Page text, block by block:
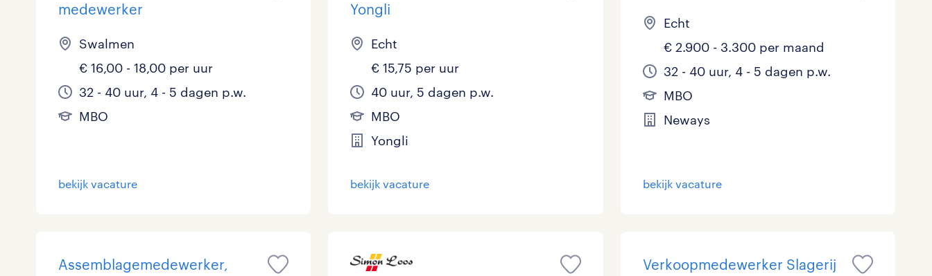
medewerker
Swalmen
€ 16,00 - 18,00 per uur
32 - 40 uur, 4 - 5 dagen p.w.
MBO
bekijk vacature
Yongli
Echt
€ 15,75 per uur
40 uur, 5 dagen p.w.
MBO
Yongli
bekijk vacature
Echt
€ 2.900 - 3.300 per maand
32 - 40 uur, 4 - 5 dagen p.w.
MBO
Neways
bekijk vacature
Assemblagemedewerker,
Verkoopmedewerker Slagerij